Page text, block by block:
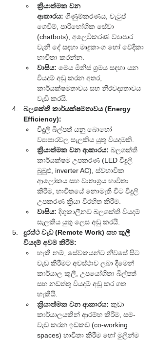
ක්‍රියාත්මක වන
ආකාරය: ගිණුම්කරණය, වැටුප්
ගෙවීම්, පාරිභෝගික සේවා
(chatbots), අලෙවිකරණ ව්‍යාපාර
වැනි දේ සඳහා මෘදුකාංග හෝ වේදිකා
භාවිතා කරන්න.
වාසිය: මෙය මිනිස් ශ්‍රමය සඳහා යන
වියදම් අඩු කරන අතර,
කාර්යක්ෂමතාවය සහ නිරවද්‍යතාවය
වැඩි කරයි.
බලශක්ති කාර්යක්ෂමතාවය (Energy
Efficiency):
විදුලි බිල්පත් යනු බොහෝ
ව්‍යාපාරවල සැලකිය යුතු වියදමකි.
ක්‍රියාත්මක වන ආකාරය: බලශක්ති
කාර්යක්ෂම උපකරණ (LED විදුලි
බුබුළු, inverter AC), ස්වභාවික
ආලෝකය සහ වාතාශ්‍රය භාවිතා
කිරීම, භාවිතයේ නොමැති විට විදුලි
උපකරණ ක්‍රියා විරහිත කිරීම.
වාසිය: දිගුකාලීනව බලශක්ති වියදම්
සැලකිය යුතු ලෙස අඩු කරයි.
දුරස්ථ වැඩ (Remote Work) සහ කුලී
වියදම් අවම කිරීම:
හැකි නම්, සේවකයන්ට නිවසේ සිට
වැඩ කිරීමට අවස්ථාව ලබා දීමෙන්
කාර්යාල කුලී, උපයෝගිතා බිල්පත්
සහ නඩත්තු වියදම් අඩු කර ගත
හැකියි.
ක්‍රියාත්මක වන ආකාරය: කුඩා
කාර්යාලයකින් ආරම්භ කිරීම, සම-
වැඩ කරන ඉඩකඩ (co-working
spaces) භාවිතා කිරීම හෝ මුලින්ම